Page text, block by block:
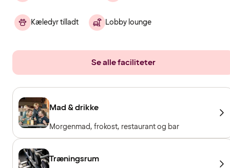
Kæledyr tilladt Lobby lounge
Se alle faciliteter
Mad & drikke
Morgenmad, frokost, restaurant og bar
Træningsrum